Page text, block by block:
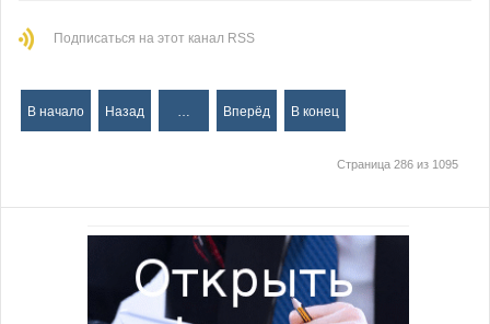
Подписаться на этот канал RSS
В начало Назад Вперёд В конец
Страница 286 из 1095